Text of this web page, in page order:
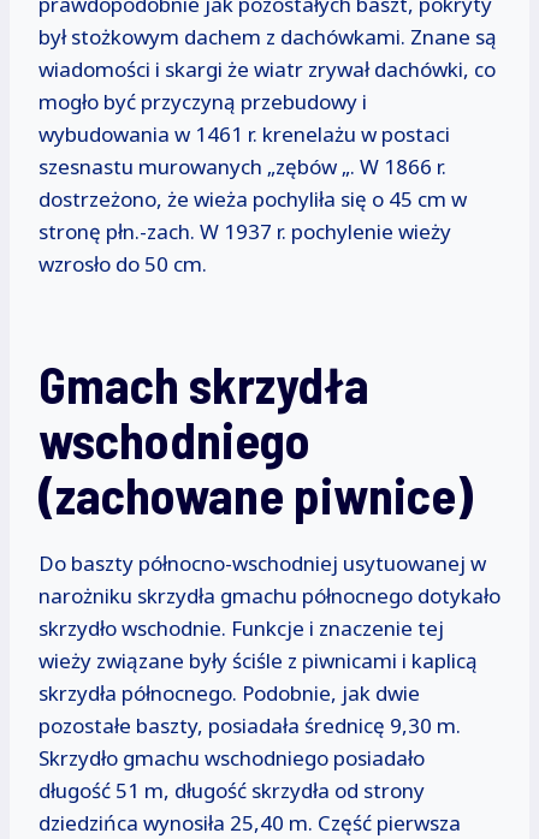
był stożkowym dachem z dachówkami. Znane są
wiadomości i skargi że wiatr zrywał dachówki, co
mogło być przyczyną przebudowy i
wybudowania w 1461 r. krenelażu w postaci
szesnastu murowanych „zębów „. W 1866 r.
dostrzeżono, że wieża pochyliła się o 45 cm w
stronę płn.-zach. W 1937 r. pochylenie wieży
wzrosło do 50 cm.
Gmach skrzydła
wschodniego
(zachowane piwnice)
Do baszty północno-wschodniej usytuowanej w
narożniku skrzydła gmachu północnego dotykało
skrzydło wschodnie. Funkcje i znaczenie tej
wieży związane były ściśle z piwnicami i kaplicą
skrzydła północnego. Podobnie, jak dwie
pozostałe baszty, posiadała średnicę 9,30 m.
Skrzydło gmachu wschodniego posiadało
długość 51 m, długość skrzydła od strony
dziedzińca wynosiła 25,40 m. Część pierwsza